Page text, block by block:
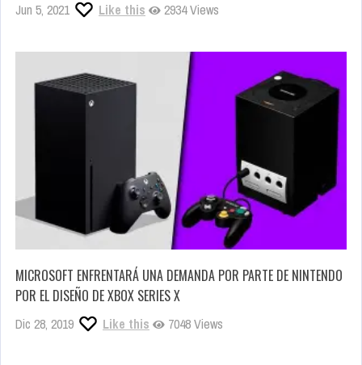
Jun 5, 2021 Like this 2934 Views
MICROSOFT ENFRENTARÁ UNA DEMANDA POR PARTE DE NINTENDO
POR EL DISEÑO DE XBOX SERIES X
Dic 28, 2019 Like this 7048 Views